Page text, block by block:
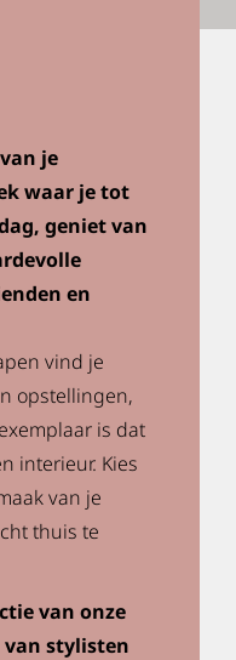
je
waar je tot
geniet van
en
vind je
opstellingen,
is dat
interieur. Kies
van je
thuis te
van onze
van stylisten